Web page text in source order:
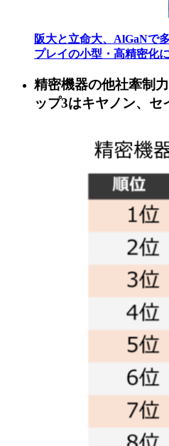
阪大と立命大、AlGaNで
プレイの小型・高精密化
精密機器の他社牽制
ップ3はキヤノン、